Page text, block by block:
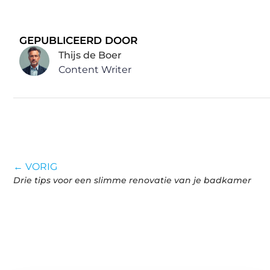
GEPUBLICEERD DOOR
Thijs de Boer
Content Writer
← VORIG
Drie tips voor een slimme renovatie van je badkamer